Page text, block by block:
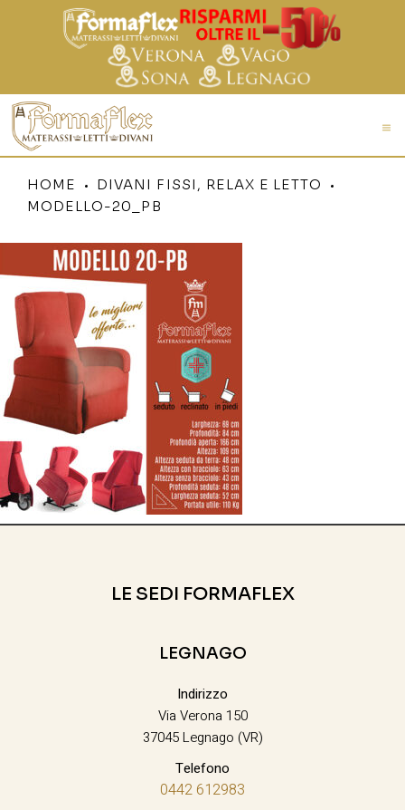
HOME
DIVANI FISSI, RELAX E LETTO
MODELLO-20_PB
LE SEDI FORMAFLEX
LEGNAGO
Indirizzo
Via Verona 150
37045 Legnago (VR)
Telefono
0442 612983